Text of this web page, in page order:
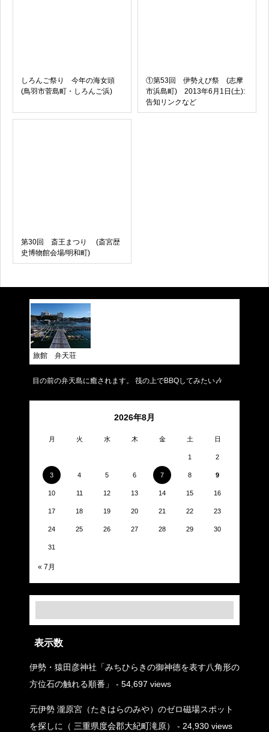
しろんご祭り 今年の海女頭
(鳥羽市菅島町・しろんご浜)
①第53回 伊勢えび祭 (志摩
市浜島町) 2013年6月1日(土):
告知リンクなど
第30回 斎王まつり (斎宮歴
史博物館会場/明和町)
旅館 弁天荘
目の前の弁天島に癒されます。 筏の上でBBQしてみたい🎶
2026年8月
月 火 水 木 金 土 日
1 2
3 4 5 6 7 8 9
10 11 12 13 14 15 16
17 18 19 20 21 22 23
24 25 26 27 28 29 30
31
« 7月
表示数
伊勢・猿田彦神社「みちひらきの御神徳を表す八角形の
方位石の触れる順番」
- 54,697 views
元伊勢 瀧原宮（たきはらのみや）のゼロ磁場スポット
を探しに（ 三重県度会郡大紀町滝原）
- 24,930 views